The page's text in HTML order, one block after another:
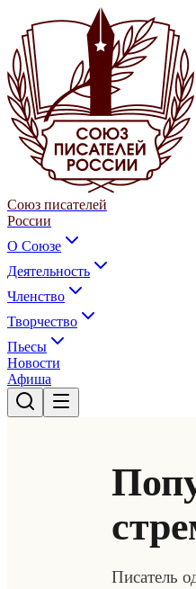
Союз писателей
России
О Союзе
Деятельность
Членство
Творчество
Пьесы
Новости
Афиша
Писатель